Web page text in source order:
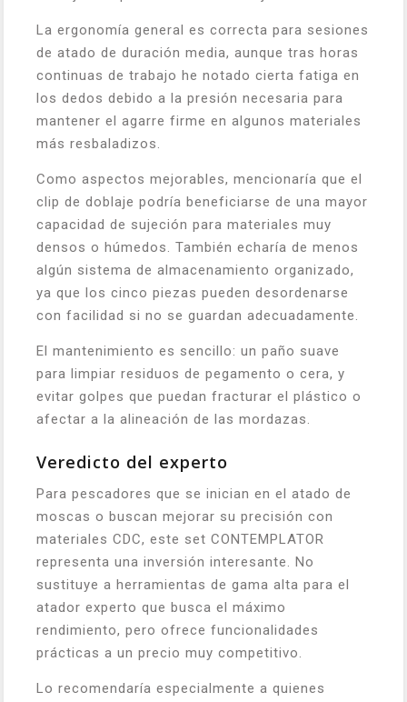
La ergonomía general es correcta para sesiones
de atado de duración media, aunque tras horas
continuas de trabajo he notado cierta fatiga en
los dedos debido a la presión necesaria para
mantener el agarre firme en algunos materiales
más resbaladizos.
Como aspectos mejorables, mencionaría que el
clip de doblaje podría beneficiarse de una mayor
capacidad de sujeción para materiales muy
densos o húmedos. También echaría de menos
algún sistema de almacenamiento organizado,
ya que los cinco piezas pueden desordenarse
con facilidad si no se guardan adecuadamente.
El mantenimiento es sencillo: un paño suave
para limpiar residuos de pegamento o cera, y
evitar golpes que puedan fracturar el plástico o
afectar a la alineación de las mordazas.
Veredicto del experto
Para pescadores que se inician en el atado de
moscas o buscan mejorar su precisión con
materiales CDC, este set CONTEMPLATOR
representa una inversión interesante. No
sustituye a herramientas de gama alta para el
atador experto que busca el máximo
rendimiento, pero ofrece funcionalidades
prácticas a un precio muy competitivo.
Lo recomendaría especialmente a quienes